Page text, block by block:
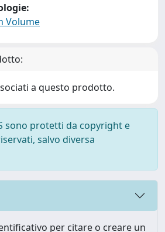
Volume
a questo prodotto.
sono protetti da copyright e
salvo diversa
per citare o creare un